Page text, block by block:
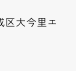
区大今里エ